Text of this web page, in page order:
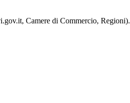
Camere di Commercio, Regioni).